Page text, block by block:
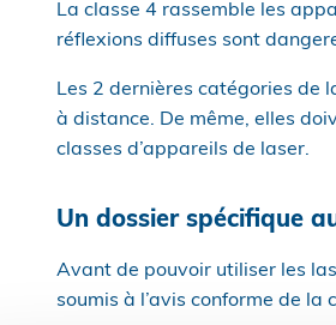
La classe 4 rassemble les
réflexions diffuses sont
Les 2 dernières catégories de
à distance. De même, elles
classes d’appareils de laser.
Un dossier spécifique
Avant de pouvoir utiliser les
soumis à l’avis conforme de